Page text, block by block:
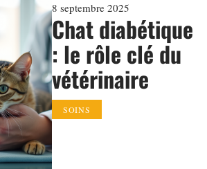
8 septembre 2025
Chat diabétique
: le rôle clé du
vétérinaire
SOINS